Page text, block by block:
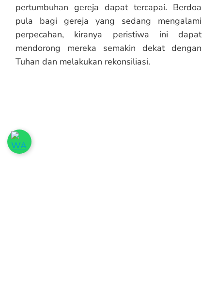
pertumbuhan gereja dapat tercapai. Berdoa
pula bagi gereja yang sedang mengalami
perpecahan, kiranya peristiwa ini dapat
mendorong mereka semakin dekat dengan
Tuhan dan melakukan rekonsiliasi.